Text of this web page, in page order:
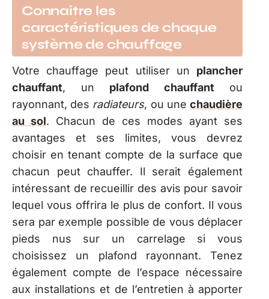
Connaitre les
caractéristiques de chaque
système de chauffage
Votre chauffage peut utiliser un plancher
chauffant, un plafond chauffantou
rayonnant, des radiateurs, ou unechaudière
au sol. Chacun de ces modes ayant ses
avantages et ses limites, vous devrez
choisir en tenant compte de la surface que
chacun peut chauffer. Il serait également
intéressant de recueillir des avis pour savoir
lequel vous offrira le plus de confort. Il vous
sera par exemple possible de vous déplacer
pieds nus sur un carrelage si vous
choisissez un plafond rayonnant. Tenez
également compte de l’espace nécessaire
aux installations et de l’entretien à apporter